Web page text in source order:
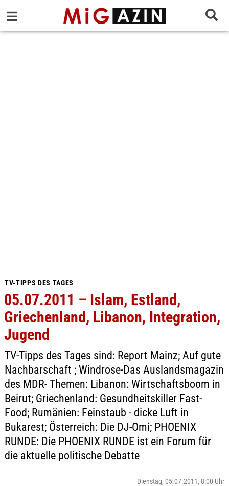
TV-TIPPS DES TAGES
05.07.2011 – Islam, Estland,
Griechenland, Libanon, Integration,
Jugend
TV-Tipps des Tages sind: Report Mainz; Auf gute
Nachbarschaft ; Windrose-Das Auslandsmagazin
des MDR- Themen: Libanon: Wirtschaftsboom in
Beirut; Griechenland: Gesundheitskiller Fast-
Food; Rumänien: Feinstaub - dicke Luft in
Bukarest; Österreich: Die DJ-Omi; PHOENIX
RUNDE: Die PHOENIX RUNDE ist ein Forum für
die aktuelle politische Debatte
Dienstag, 05.07.2011, 8:00 Uhr